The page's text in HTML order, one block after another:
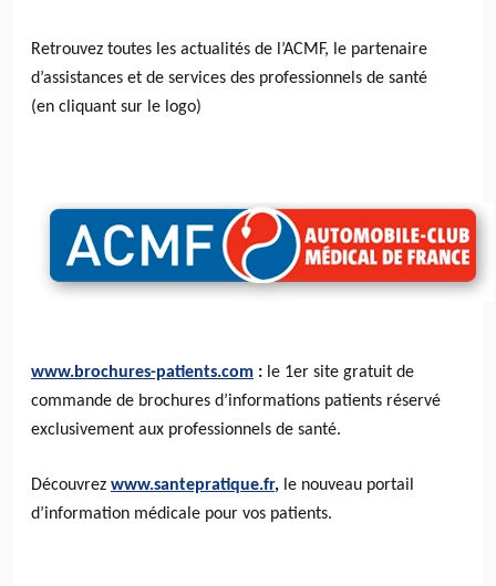
Retrouvez toutes les actualités de l’ACMF, le partenaire
d’assistances et de services des professionnels de santé
(en cliquant sur le logo)
www.brochures-patients.com : le 1er site gratuit de
commande de brochures d’informations patients réservé
exclusivement aux professionnels de santé.
Découvrez www.santepratique.fr, le nouveau portail
d’information médicale pour vos patients.